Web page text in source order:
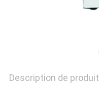
Description de produit